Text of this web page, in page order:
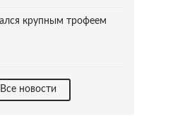
крупным трофеем
Все новости